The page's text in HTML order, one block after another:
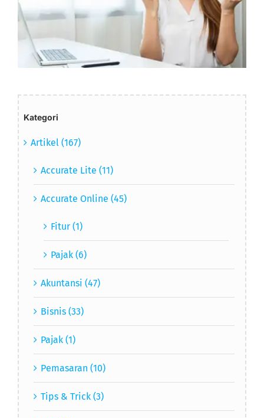
Kategori
Artikel (167)
Accurate Lite (11)
Accurate Online (45)
Fitur (1)
Pajak (6)
Akuntansi (47)
Bisnis (33)
Pajak (1)
Pemasaran (10)
Tips & Trick (3)